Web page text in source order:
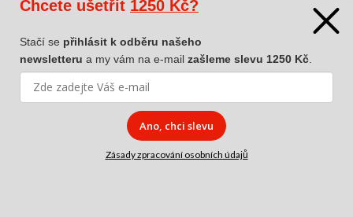
Dova a.s. Pokyny k převzetí zásilky
zpracování osobních údajů|Affiliate spolupráce
Chcete ušetřit 1250 Kč?
Stačí se přihlásit k odběru našeho
newsletteru a my vám na e-mail zašleme slevu 1250 Kč
Ano, chci slevu
Zásady zpracování osobních údajů